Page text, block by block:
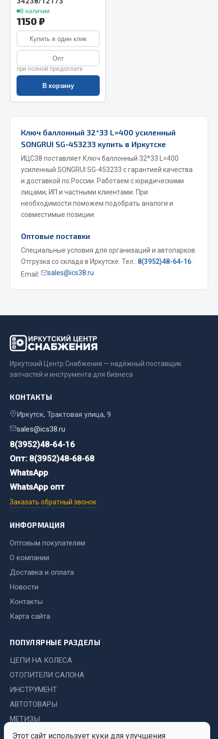
Система выпуска газа
Система охлаждения
Коробка передач
Коробка передач ZF
Показать ещё
Весь раздел
Система питания
Подвеска
Тормозная система
Окно ветровое
Двигатель
Весь раздел
Мост задний
Система питания
Система выпуска газа
Система охлаждения
Тормозная система
Показать ещё
Весь раздел
Запчасти ЯМЗ
Система питания
Система выпуска газа
Коробка передач
Рулевое управление
Тормозная система
Весь раздел
Запчасти HOWO
Система питания
Система выпуска газа
Система охлаждения
В наличии
1150 ₽
Купить в один клик
Опт
при полной предоплате
В корзину
Ключ баллонный 32*33 L=400 усиленный
SONGRUI SG-453233 купить в Иркутске
ИЦС38 поставляет Ключ баллонный 32*33 L=400
усиленный SONGRUI SG-453233 с гарантией качества
и доставкой по России. Работаем с юридическими
лицами, ИП и частными клиентами. При
необходимости поможем подобрать аналоги и
совместимые позиции.
Оптовые поставки
Специальные условия для организаций и автопарков.
Отгрузка со склада в Иркутске. Тел.: 8(3952)48-64-16 ·
Email:
sales@ics38.ru
Этот сайт использует куки для улучшения
Иркутский Центр Снабжения — надёжный поставщик
запчастей и инструмента для бизнеса
КОНТАКТЫ
Иркутск, Трактовая улица, 9
sales@ics38.ru
8(3952)48-64-16
Опт: 8(3952)48-68-68
WhatsApp
WhatsApp опт
Заказать обратный звонок
ИНФОРМАЦИЯ
Оптовым покупателям
О компании
Доставка и оплата
Новости
Контакты
Карта сайта
ПОПУЛЯРНЫЕ РАЗДЕЛЫ
ЦЕПИ НА КОЛЕСА
ОТОПИТЕЛИ САЛОНА
ИНСТРУМЕНТ
АВТОТОВАРЫ
МЕТИЗЫ